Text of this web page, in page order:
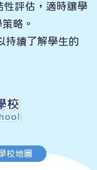
性評估，適時讓學
略。
持續了解學生的
校地圖